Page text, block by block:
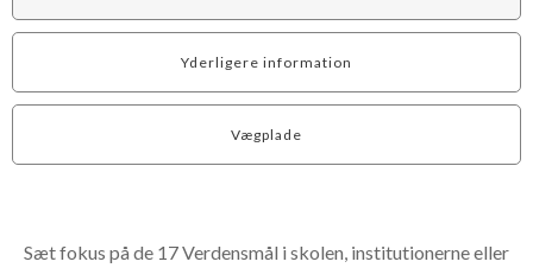
Yderligere information
Vægplade
Sæt fokus på de 17 Verdensmål i skolen, institutionerne eller